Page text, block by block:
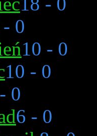
0
10 - 0
10 - 0
0
6 - 0